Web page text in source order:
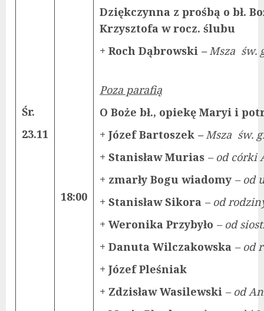
Śr.
23.11
18:00
Dziękczynna z prośbą o bł.
Krzysztofa w rocz. ślubu
+ Roch Dąbrowski – Msza św.
Poza parafią
O Boże bł., opiekę Maryi i
+ Józef Bartoszek – Msza św.
+ Stanisław Murias – od
+ zmarły Bogu wiadomy – od
+ Stanisław Sikora – od
+ Weronika Przybyło – od
+ Danuta Wilczakowska – od
+ Józef Pleśniak
+ Zdzisław Wasilewski – od